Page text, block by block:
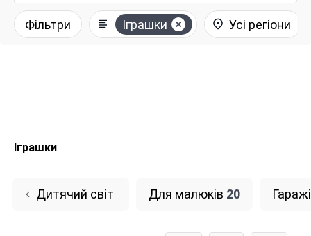
Фільтри Іграшки Усі регіони
Іграшки
Дитячий світ Для малюків 20